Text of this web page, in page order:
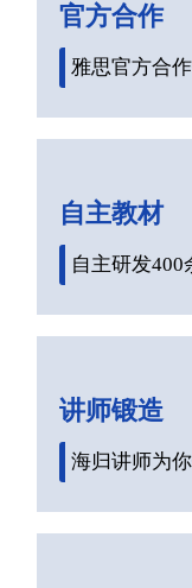
官方合作
雅思官方合
自主教材
自主研发
讲师锻造
海归讲师为